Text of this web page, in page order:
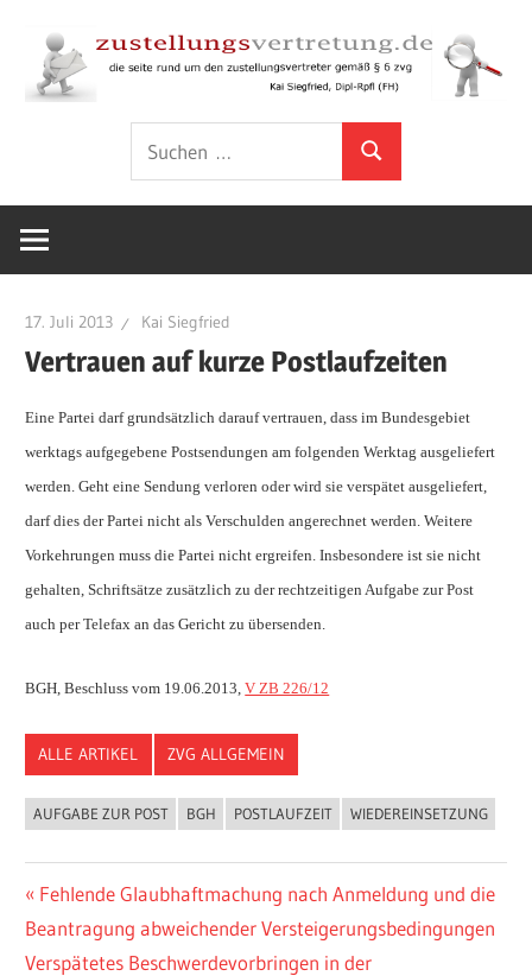
Inhalt
springen
gemäß
6
ZVG
Suchen
17. Juli 2013 Kai Siegfried
Vertrauen auf kurze Postlaufzeiten
Eine Partei darf grundsätzlich darauf vertrauen, dass im Bundesgebiet
werktags aufgegebene Postsendungen am folgenden Werktag ausgeliefert
werden. Geht eine Sendung verloren oder wird sie verspätet ausgeliefert,
darf dies der Partei nicht als Verschulden angerechnet werden. Weitere
Vorkehrungen muss die Partei nicht ergreifen. Insbesondere ist sie nicht
gehalten, Schriftsätze zusätzlich zu der rechtzeitigen Aufgabe zur Post
auch per Telefax an das Gericht zu übersenden.
BGH, Beschluss vom 19.06.2013,V ZB 226/12
ALLE ARTIKEL ZVG ALLGEMEIN
AUFGABE ZUR POST BGH POSTLAUFZEIT WIEDEREINSETZUNG
Beitragsnavigation
Vorheriger
Beitrag:
Fehlende Glaubhaftmachung nach Anmeldung und die
Beantragung abweichender Versteigerungsbedingungen
Nächster
Verspätetes Beschwerdevorbringen in der